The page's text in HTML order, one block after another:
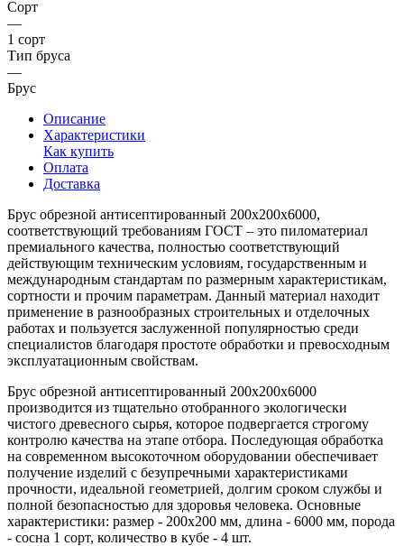
Сорт
—
1 сорт
Тип бруса
—
Брус
Описание
Характеристики
Как купить
Оплата
Доставка
Брус обрезной антисептированный 200х200х6000,
соответствующий требованиям ГОСТ – это пиломатериал
премиального качества, полностью соответствующий
действующим техническим условиям, государственным и
международным стандартам по размерным характеристикам,
сортности и прочим параметрам. Данный материал находит
применение в разнообразных строительных и отделочных
работах и пользуется заслуженной популярностью среди
специалистов благодаря простоте обработки и превосходным
эксплуатационным свойствам.
Брус обрезной антисептированный 200х200х6000
производится из тщательно отобранного экологически
чистого древесного сырья, которое подвергается строгому
контролю качества на этапе отбора. Последующая обработка
на современном высокоточном оборудовании обеспечивает
получение изделий с безупречными характеристиками
прочности, идеальной геометрией, долгим сроком службы и
полной безопасностью для здоровья человека. Основные
характеристики: размер - 200x200 мм, длина - 6000 мм, порода
- сосна 1 сорт, количество в кубе - 4 шт.